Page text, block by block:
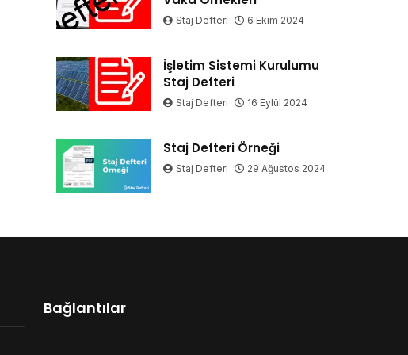
Staj Defteri 6 Ekim 2024
İşletim Sistemi Kurulumu
Staj Defteri
Staj Defteri 16 Eylül 2024
Staj Defteri Örneği
Staj Defteri 29 Ağustos 2024
Bağlantılar